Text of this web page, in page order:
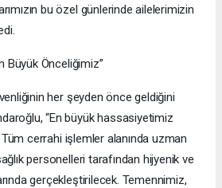
bu özel günlerinde ailelerimizin
Büyük Önceliğimiz”
her şeyden önce geldiğini
“En büyük hassasiyetimiz
Tüm cerrahi işlemler alanında uzman
personelleri tarafından hijyenik ve
gerçekleştirilecek. Temennimiz,